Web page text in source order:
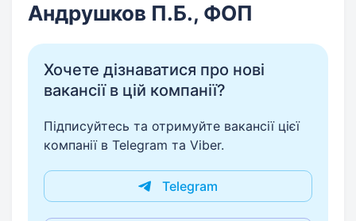
Андрушков П.Б., ФОП
Хочете дізнаватися про нові
вакансії в цій компанії?
Підписуйтесь та отримуйте вакансії цієї
компанії в Telegram та Viber.
Telegram